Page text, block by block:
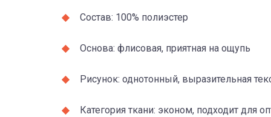
Состав: 100% полиэстер
Основа: флисовая, приятная на ощупь
Рисунок: однотонный, выразительная
Категория ткани: эконом, подходит для